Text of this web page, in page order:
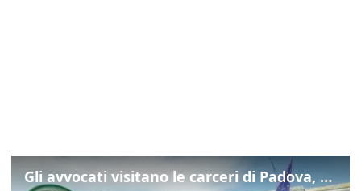
Gli avvocati visitano le carceri di Padova, ecco cosa hanno trovato